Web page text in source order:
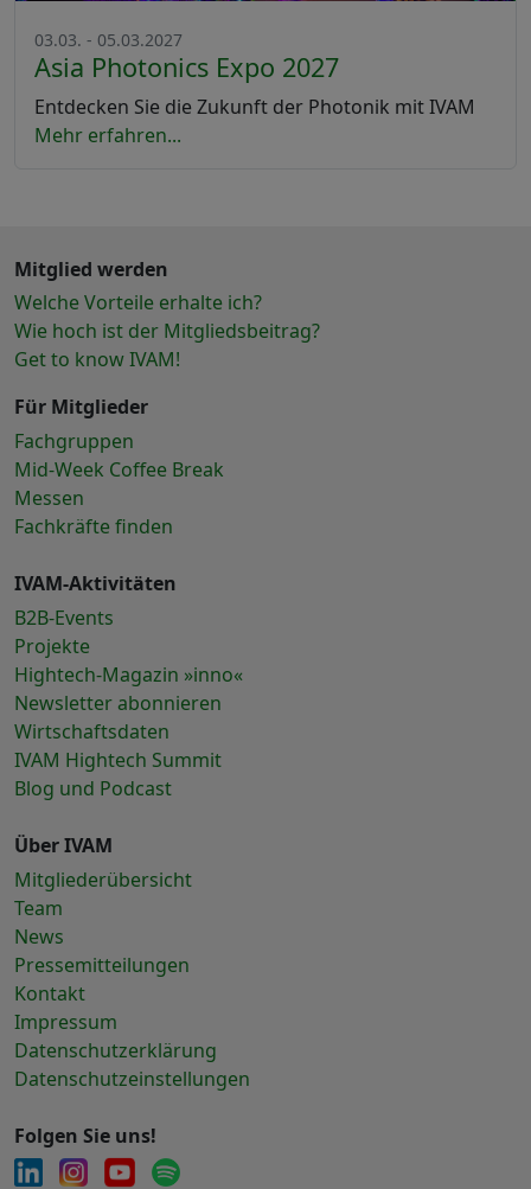
03.03. - 05.03.2027
Asia Photonics Expo 2027
Entdecken Sie die Zukunft der Photonik mit IVAM
Mehr erfahren...
Mitglied werden
Welche Vorteile erhalte ich?
Wie hoch ist der Mitgliedsbeitrag?
Get to know IVAM!
Für Mitglieder
Fachgruppen
Mid-Week Coffee Break
Messen
Fachkräfte finden
IVAM-Aktivitäten
B2B-Events
Projekte
Hightech-Magazin »inno«
Newsletter abonnieren
Wirtschaftsdaten
IVAM Hightech Summit
Blog und Podcast
Über IVAM
Mitgliederübersicht
Team
News
Pressemitteilungen
Kontakt
Impressum
Datenschutzerklärung
Datenschutzeinstellungen
Folgen Sie uns!